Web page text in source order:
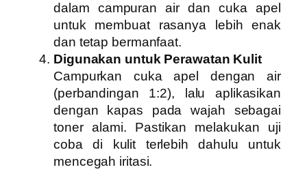
dalam campuran air dan cuka apel
untuk membuat rasanya lebih enak
dan tetap bermanfaat.
Digunakan untuk Perawatan Kulit
Campurkan cuka apel dengan air
(perbandingan 1:2), lalu aplikasikan
dengan kapas pada wajah sebagai
toner alami. Pastikan melakukan uji
coba di kulit terlebih dahulu untuk
mencegah iritasi.